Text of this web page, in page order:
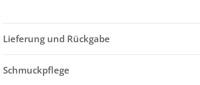
Lieferung und Rückgabe
Schmuckpflege